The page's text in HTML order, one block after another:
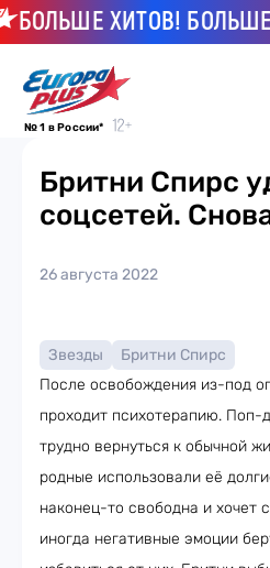
ХИТОВ! БОЛЬШЕ
№ 1 в России*
Бритни Спирс
соцсетей.
26 августа 2022
Звезды
Бритни Спирс
После освобождения из-под
проходит психотерапию. Поп-
трудно вернуться к обычной
родные использовали её
наконец-то свободна и хочет
иногда негативные эмоции